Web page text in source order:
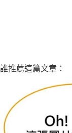
誰推薦這篇文章：